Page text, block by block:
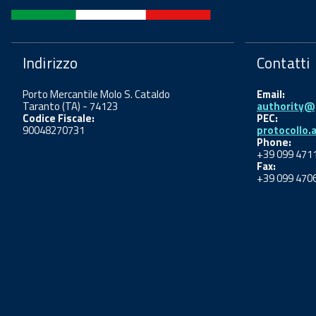
Indirizzo
Porto Mercantile Molo S. Cataldo
Taranto (TA) - 74123
Codice Fiscale:
90048270731
Contatti
Email:
PEC:
Phone:
+39 099
Fax:
+39 099